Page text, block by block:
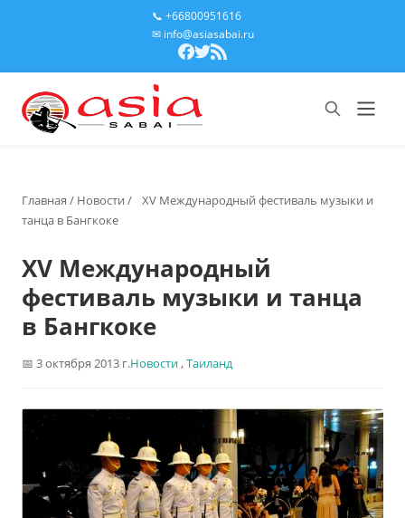
📞 +66800951616
✉ info@asiasabai.ru
Главная / Новости /
XV Международный фестиваль музыки и
танца в Бангкоке
XV Международный
фестиваль музыки и танца
в Бангкоке
3 октября 2013 г.Новости,Таиланд